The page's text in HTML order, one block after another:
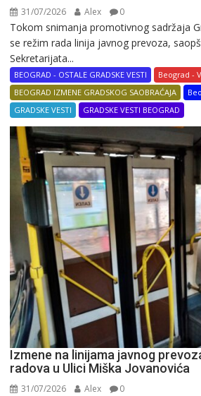
31/07/2026 Alex 0
Tokom snimanja promotivnog sadržaja
se režim rada linija javnog prevoza,
Sekretarijata...
BEOGRAD - OSTALE GRADSKE VESTI
Beograd -
BEOGRAD IZMENE GRADSKOG SAOBRAĆAJA
GRADSKE VESTI
GRADSKE VESTI BEOGRAD
Izmene na linijama javnog
radova u Ulici Miška Jovanovića
31/07/2026 Alex 0